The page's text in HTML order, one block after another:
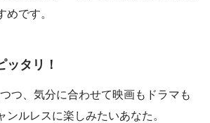
めです。
ッタリ！
つ、気分に合わせて映画もドラマも
ンルレスに楽しみたいあなた。